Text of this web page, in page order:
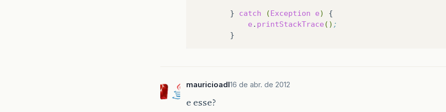
} catch (Exception e)
e . printStackTrace () ;
mauricioadl16 de abr. de 2012
e esse?